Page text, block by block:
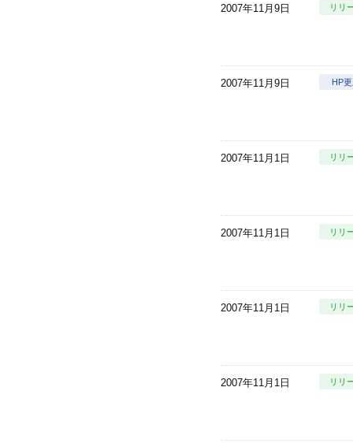
2007年11月9日 リリ
2007年11月9日 HP
2007年11月1日 リリ
2007年11月1日 リリ
2007年11月1日 リリ
2007年11月1日 リリ